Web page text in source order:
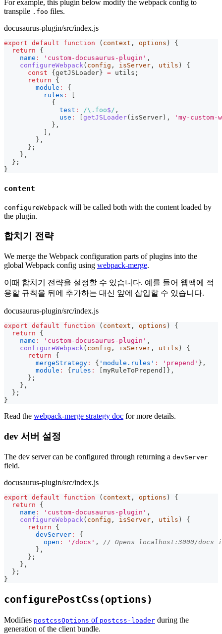
For example, this plugin below modify the webpack config to
transpile .foo files.
docusaurus-plugin/src/index.js
export default function ( context , options )
{
return
{
name : 'custom-docusaurus-plugin' ,
configureWebpack( config , isServer , utils )
{
const
{ getJSLoader } = utils ;
return
{
module :
{
rules :
{
test : /\. foo$/ ,
use : getJSLoader( isServer ) ,
'my-custom-
} ,
,
} ,
} ;
} ,
} ;
}
content
configureWebpack will be called both with the content loaded by
the plugin.
합치기 전략
We merge the Webpack configuration parts of plugins into the
global Webpack config using webpack-merge.
이때 합치기 전략을 설정할 수 있습니다. 예를 들어 웹팩에 적
용할 규칙을 뒤에 추가하는 대신 앞에 삽입할 수 있습니다.
docusaurus-plugin/src/index.js
export default function ( context , options )
{
return
{
name : 'custom-docusaurus-plugin' ,
configureWebpack( config , isServer , utils )
{
return
{
mergeStrategy : { 'module.rules' : 'prepend' } ,
module : { rules : myRuleToPrepend } ,
} ;
} ,
} ;
}
Read the webpack-merge strategy doc for more details.
dev 서버 설정
The dev server can be configured through returning a devServer
field.
docusaurus-plugin/src/index.js
export default function ( context , options )
{
return
{
name : 'custom-docusaurus-plugin' ,
configureWebpack ( config , isServer , utils )
{
return
{
devServer :
{
open : '/docs' ,
// Opens localhost:3000/docs
} ,
} ;
} ,
} ;
}
configurePostCss(options)
Modifies postcssOptions of postcss-loader during the
generation of the client bundle.